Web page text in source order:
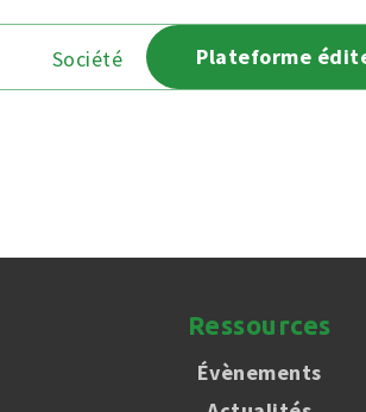
Société Plateforme
Ressources
Évènements